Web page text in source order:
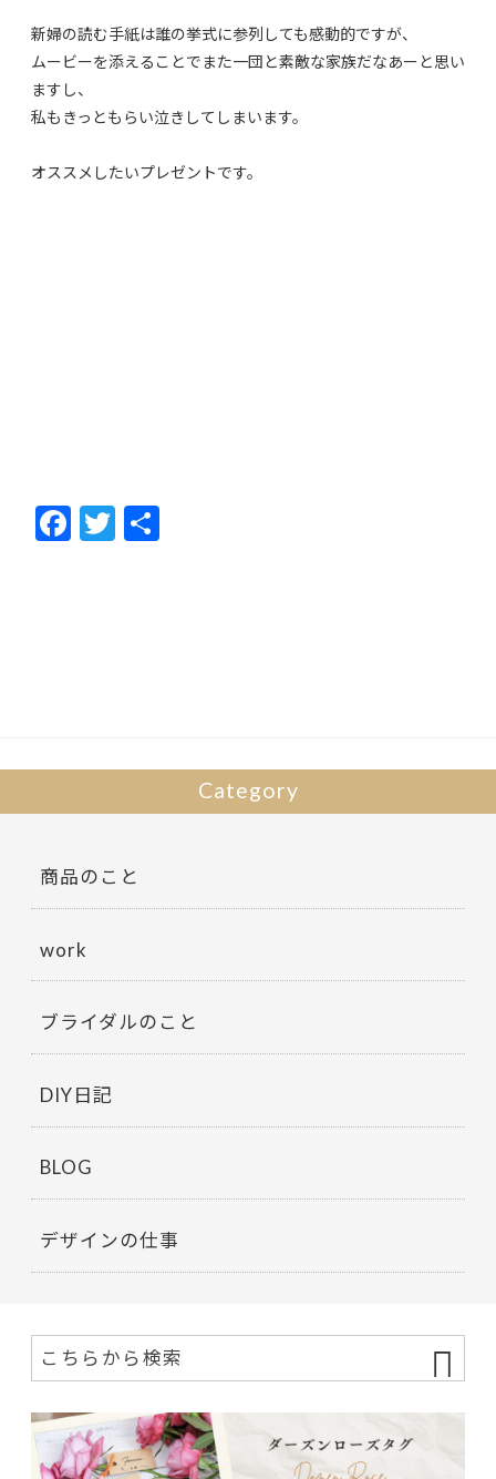
新婦の読む手紙は誰の挙式に参列しても感動的ですが、
ムービーを添えることでまた一団と素敵な家族だなあーと思い
ますし、
私もきっともらい泣きしてしまいます。
オススメしたいプレゼントです。
F
T
Category
商品のこと
work
ブライダルのこと
DIY日記
BLOG
デザインの仕事